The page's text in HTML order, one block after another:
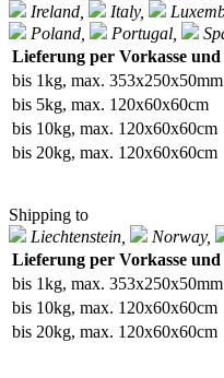
Ireland,
Italy,
Poland,
Portugal,
Lieferung per Vorkasse und
bis 1kg, max. 353x250x50mm
bis 5kg, max. 120x60x60cm
bis 10kg, max. 120x60x60cm
bis 20kg, max. 120x60x60cm
Shipping to
Liechtenstein,
Norway,
Lieferung per Vorkasse und
bis 1kg, max. 353x250x50mm
bis 10kg, max. 120x60x60cm
bis 20kg, max. 120x60x60cm